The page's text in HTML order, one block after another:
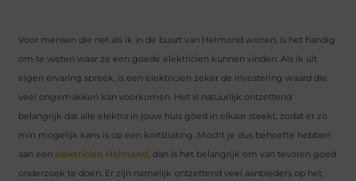
Voor mensen die net als ik in de buurt van Helmond wonen, is het handig
om te weten waar ze een goede elektricien kunnen vinden. Als ik uit
eigen ervaring spreek, is een elektricien zeker de investering waard die
veel ongemakken kan voorkomen. Het is natuurlijk ontzettend
belangrijk dat alle elektra in jouw huis goed in elkaar steekt, zodat er zo
min mogelijk kans is op een kortsluiting. Mocht je dus behoefte hebben
aan eenelektricien Helmond, dan is het belangrijk om van tevoren goed
onderzoek te doen. Er zijn namelijk ontzettend veel aanbieders op het